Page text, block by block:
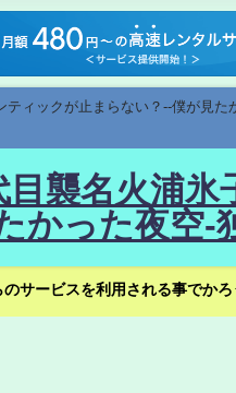
ィックが止まらない？--僕が見
襲名火浦
かった夜空-
サービスを利用される事でか